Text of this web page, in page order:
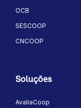
OCB
SESCOOP
CNCOOP
Soluções
AvaliaCoop